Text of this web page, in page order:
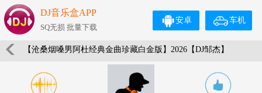
DJ音乐盒APP
SQ无损 批量下载
车机
安卓
【沧桑烟嗓男阿杜经典金曲珍藏白金版】2026【DJ邹杰】